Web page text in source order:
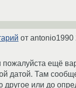
от antonio1990
пожалуйста ещё
датой. Там
другое или до